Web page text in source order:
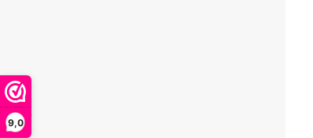
9,0